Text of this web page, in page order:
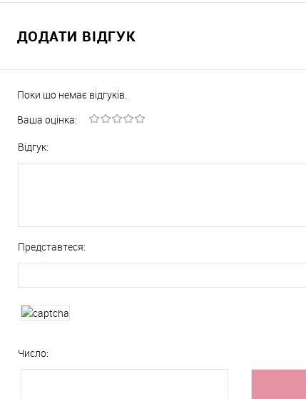
ДОДАТИ ВІДГУК
Поки що немає відгуків.
Ваша оцінка:
Відгук:
Представтеся:
Число: